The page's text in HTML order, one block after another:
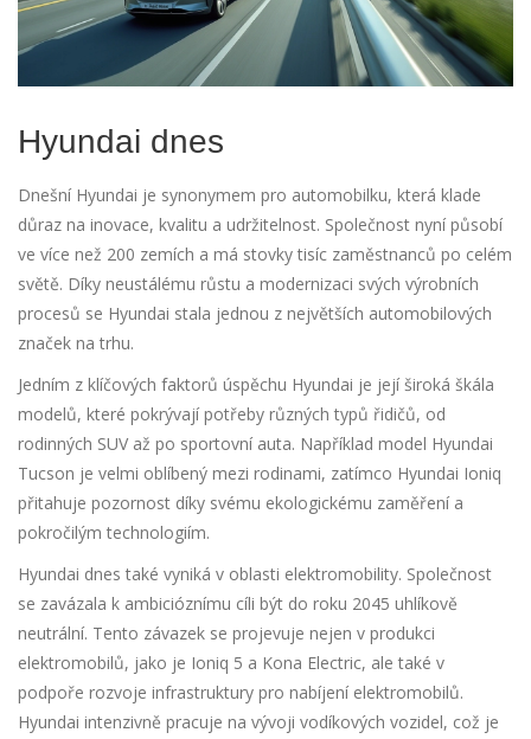
Hyundai dnes
Dnešní Hyundai je synonymem pro automobilku, která klade
důraz na inovace, kvalitu a udržitelnost. Společnost nyní působí
ve více než 200 zemích a má stovky tisíc zaměstnanců po celém
světě. Díky neustálému růstu a modernizaci svých výrobních
procesů se Hyundai stala jednou z největších automobilových
značek na trhu.
Jedním z klíčových faktorů úspěchu Hyundai je její široká škála
modelů, které pokrývají potřeby různých typů řidičů, od
rodinných SUV až po sportovní auta. Například model Hyundai
Tucson je velmi oblíbený mezi rodinami, zatímco Hyundai Ioniq
přitahuje pozornost díky svému ekologickému zaměření a
pokročilým technologiím.
Hyundai dnes také vyniká v oblasti elektromobility. Společnost
se zavázala k ambicióznímu cíli být do roku 2045 uhlíkově
neutrální. Tento závazek se projevuje nejen v produkci
elektromobilů, jako je Ioniq 5 a Kona Electric, ale také v
podpoře rozvoje infrastruktury pro nabíjení elektromobilů.
Hyundai intenzivně pracuje na vývoji vodíkových vozidel, což je